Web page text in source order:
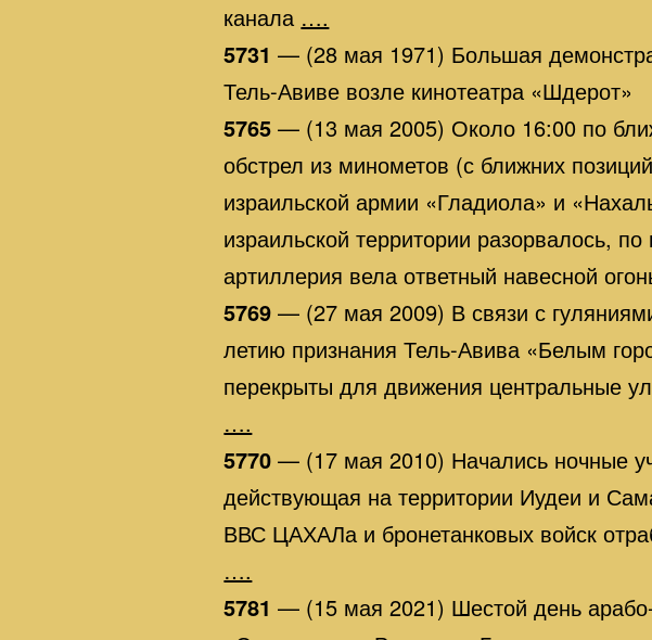
канала ….
5731 — (28 мая 1971) Большая
Тель-Авиве возле кинотеатра «Шдерот»
5765 — (13 мая 2005) Около 16:00 по
обстрел из минометов (с ближних
израильской армии «Гладиола» и
израильской территории разорвалось,
артиллерия вела ответный навесной
5769 — (27 мая 2009) В связи с
летию признания Тель-Авива «Белым
перекрыты для движения центральные
….
5770 — (17 мая 2010) Начались ночные
действующая на территории Иудеи и
ВВС ЦАХАЛа и бронетанковых войск
….
5781 — (15 мая 2021) Шестой день